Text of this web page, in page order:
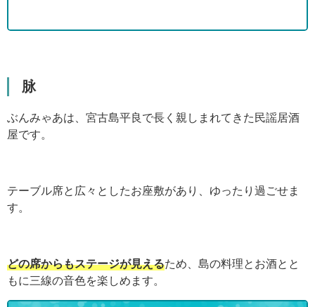
脉
ぶんみゃあは、宮古島平良で長く親しまれてきた民謡居酒
屋です。
テーブル席と広々としたお座敷があり、ゆったり過ごせま
す。
どの席からもステージが見えるため、島の料理とお酒とと
もに三線の音色を楽しめます。